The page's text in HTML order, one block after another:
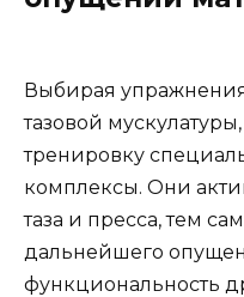
Выбирая
тазовой
тренировку
комплексы. Они
таза и пресса, тем
дальнейшего
функциональность